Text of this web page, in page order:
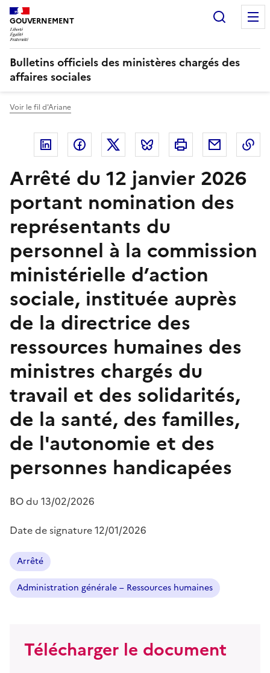
Panneau de gestion des cookies
GOUVERNEMENT
Bulletins officiels des ministères chargés des
affaires sociales
Voir le fil d'Ariane
Linkedin FacebookTwitter Bluesky Imprimer Courriel
Arrêté du 12 janvier 2026
portant nomination des
représentants du
personnel à la commission
ministérielle d’action
sociale, instituée auprès
de la directrice des
ressources humaines des
ministres chargés du
travail et des solidarités,
de la santé, des familles,
de l'autonomie et des
personnes handicapées
BO du 13/02/2026
Date de signature12/01/2026
Arrêté
Administration générale – Ressources humaines
Télécharger le document